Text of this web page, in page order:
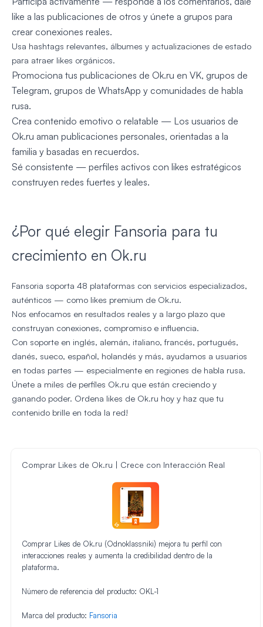
like a las publicaciones de otros y únete a grupos para
crear conexiones reales.
Usa hashtags relevantes, álbumes y actualizaciones de estado
para atraer likes orgánicos.
Promociona tus publicaciones de Ok.ru en VK, grupos de
Telegram, grupos de WhatsApp y comunidades de habla
rusa.
Crea contenido emotivo o relatable — Los usuarios de
Ok.ru aman publicaciones personales, orientadas a la
familia y basadas en recuerdos.
Sé consistente — perfiles activos con likes estratégicos
construyen redes fuertes y leales.
¿Por qué elegir Fansoria para tu
crecimiento en Ok.ru
Fansoria soporta 48 plataformas con servicios especializados,
auténticos — como likes premium de Ok.ru.
Nos enfocamos en resultados reales y a largo plazo que
construyan conexiones, compromiso e influencia.
Con soporte en inglés, alemán, italiano, francés, portugués,
danés, sueco, español, holandés y más, ayudamos a usuarios
en todas partes — especialmente en regiones de habla rusa.
Únete a miles de perfiles Ok.ru que están creciendo y
ganando poder. Ordena likes de Ok.ru hoy y haz que tu
contenido brille en toda la red!
Comprar Likes de Ok.ru | Crece con Interacción Real
Comprar Likes de Ok.ru (Odnoklassniki) mejora tu perfil con
interacciones reales y aumenta la credibilidad dentro de la
plataforma.
Número de referencia del producto: OKL-1
Marca del producto: Fansoria